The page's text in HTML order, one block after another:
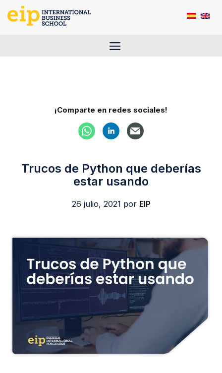
Saltar
Menú
¡Comparte en redes sociales!
Trucos de Python que deberías
estar usando
26 julio, 2021 por EIP